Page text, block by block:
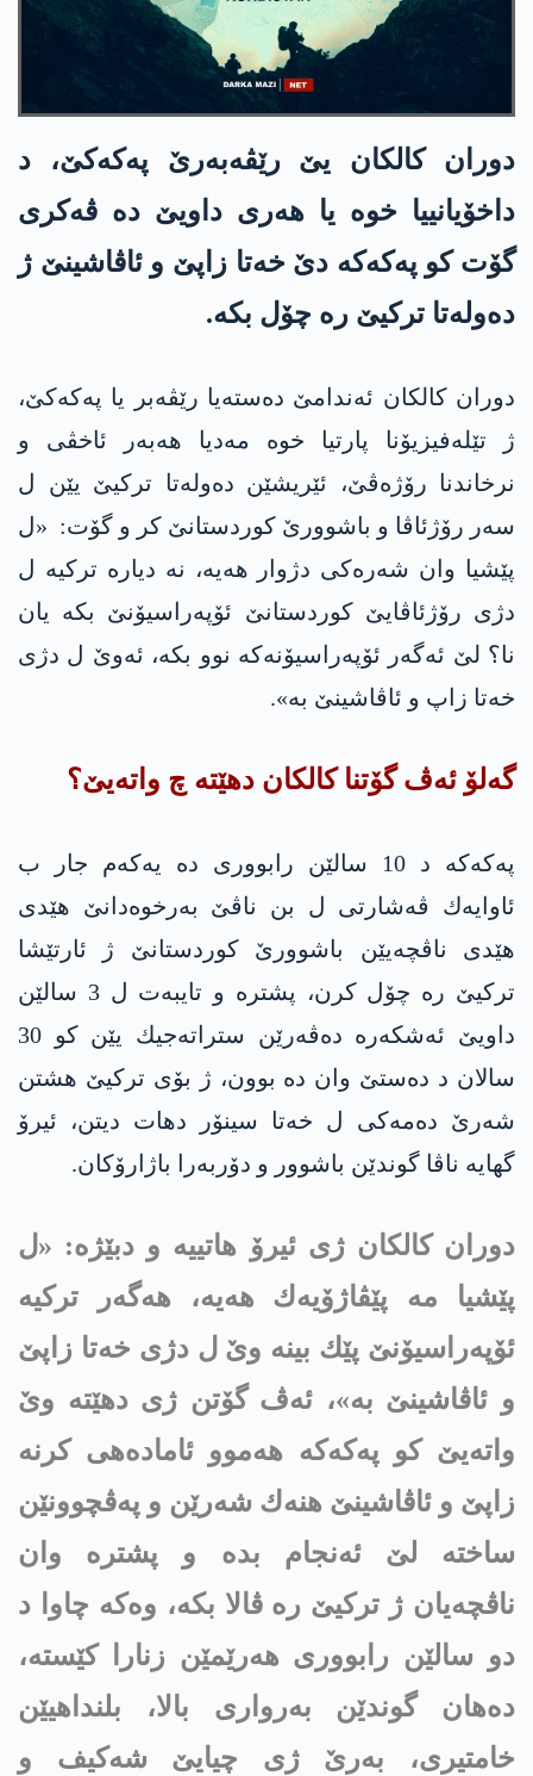
دوران كالكان یێ رێڤه‌به‌رێ په‌كه‌كێ، د
داخۆیانییا خوه‌ یا هه‌ری داویێ ده‌ ڤه‌كری
گۆت كو په‌كه‌كه‌ دێ خه‌تا زاپێ و ئاڤاشینێ ژ
ده‌وله‌تا تركیێ ره‌ چۆل بكه‌.
دوران كالكان ئەندامێ دەستەیا رێڤەبر یا په‌كه‌كێ،
ژ تێلەفیزیۆنا پارتیا خوە مه‌دیا هه‌به‌ر ئاخڤی و
نرخاندنا رۆژه‌ڤێ، ئێریشێن ده‌وله‌تا تركیێ یێن ل
سه‌ر رۆژئاڤا و باشوورێ كوردستانێ كر و گۆت: «ل
پێشیا وان شەرەکی دژوار هەیە، نە دیارە ترکیە ل
دژی رۆژئاڤایێ کوردستانێ ئۆپەراسیۆنێ بکە یان
نا؟ لێ ئەگەر ئۆپەراسیۆنەکە نوو بکە، ئەوێ ل دژی
خەتا زاپ و ئاڤاشینێ بە».
گه‌لۆ ئه‌ڤ گۆتنا كالكان دهێته‌ چ واته‌یێ؟
په‌كه‌كه‌ د 10 سالێن رابووری ده‌ یه‌كه‌م جار ب
ئاوایه‌ك ڤه‌شارتی ل بن ناڤێ به‌رخوه‌دانێ هێدی
هێدی ناڤچه‌یێن باشوورێ كوردستانێ ژ ئارتێشا
تركیێ ره‌ چۆل كرن، پشتره‌ و تایبه‌ت ل 3 سالێن
داویێ ئه‌شكه‌ره‌ ده‌ڤه‌رێن ستراته‌جیك یێن كو 30
سالان د ده‌ستێ وان ده‌ بوون، ژ بۆی تركیێ هشتن
شه‌رێ ده‌مه‌كی ل خه‌تا سینۆر دهات دیتن، ئیرۆ
گهایه‌ ناڤا گوندێن باشوور و دۆربه‌را باژارۆكان.
دوران كالكان ژی ئیرۆ هاتییه‌ و دبێژه:‌ «ل
پێشیا مه‌ پێڤاژۆیه‌ك هه‌یه‌، هه‌گه‌ر تركیه‌
ئۆپه‌راسیۆنێ پێك بینه‌ وێ ل دژی خه‌تا زاپێ
و ئاڤاشینێ به‌»، ئه‌ڤ گۆتن ژی دهێته‌ وێ
واته‌یێ كو په‌كه‌كه‌ هه‌موو ئاماده‌هی كرنه‌
زاپێ و ئاڤاشینێ هنه‌ك شه‌رێن و په‌ڤچوونێن
ساخته‌ لێ ئه‌نجام بده‌ و پشتره وان
ناڤچه‌یان ژ تركیێ ره‌ ڤالا بكه‌، وه‌كه‌ چاوا د
دو سالێن رابووری هه‌رێمێن زنارا كێسته‌،
ده‌هان گوندێن به‌رواری بالا، بلنداهیێن
خامتیری، به‌رێ ژی چیایێ شه‌كیف و